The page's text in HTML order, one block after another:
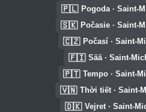
🇵🇱 Pogoda · Saint-
🇸🇰 Počasie · Saint-
🇨🇿 Počasí · Saint-
🇫🇮 Sää · Saint-
🇵🇹 Tempo · Saint-
🇻🇳 Thời tiết · Saint-
🇩🇰 Vejret · Saint-